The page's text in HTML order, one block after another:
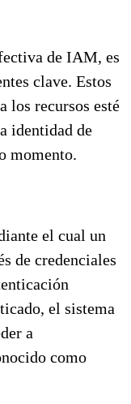
de IAM, es
clave. Estos
los recursos esté
identidad de
momento.
el cual un
de credenciales
el sistema
a
como